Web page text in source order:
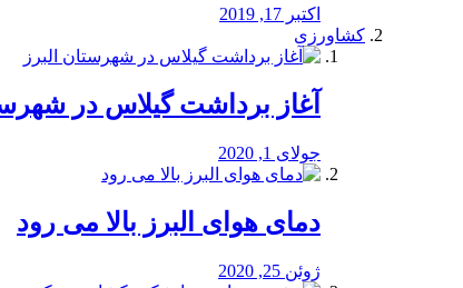
اکتبر 17, 2019
کشاورزی
آغاز برداشت گیلاس در
جولای 1, 2020
دمای هوای البرز بالا می رود
ژوئن 25, 2020